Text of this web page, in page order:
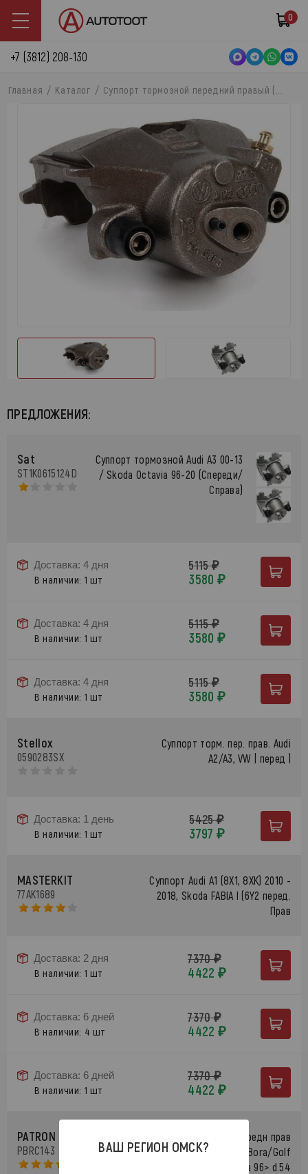
0
+7 (3812) 208-130
Главная Каталог Суппорт тормозной передний правый (...
ПРЕДЛОЖЕНИЯ:
Sat
ST1K0615124D
Суппорт тормозной Audi A3 00-13
/ Skoda Octavia 96-20 (Спереди/
Справа)
Доставка: 4 дня
В наличии: 1 шт
5115 ₽
3580 ₽
Доставка: 4 дня
В наличии: 1 шт
5115 ₽
3580 ₽
Доставка: 4 дня
В наличии: 1 шт
5115 ₽
3580 ₽
Stellox
0590283SX
Суппорт торм. пер. прав. Audi
A2/A3, VW | перед |
Доставка: 1 день
В наличии: 1 шт
5425 ₽
3797 ₽
MASTERKIT
77AK1689
Суппорт Audi A1 (8X1, 8XK) 2010 -
2018, Skoda FABIA I (6Y2 перед.
Прав
Доставка: 2 дня
В наличии: 1 шт
7370 ₽
4422 ₽
Доставка: 6 дней
В наличии: 4 шт
7370 ₽
4422 ₽
Доставка: 6 дней
В наличии: 1 шт
7370 ₽
4422 ₽
PATRON
PBRC143
Суппорт тормозной передн прав
Audi A2/A3, VW Bora/Golf
IV/V,Skoda Octavia 96> d.54
ВАШ РЕГИОН ОМСК?